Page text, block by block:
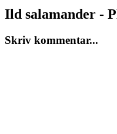
Ild salamander -
Skriv kommentar...